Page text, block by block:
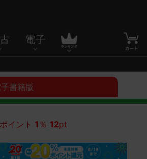
電子
書籍版
ポイント 1 ％ 12pt